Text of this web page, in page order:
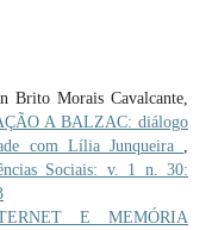
Brito Morais Cavalcante,
A BALZAC: diálogo
com Lília Junqueira ,
Sociais: v. 1 n. 30:
E MEMÓRIA